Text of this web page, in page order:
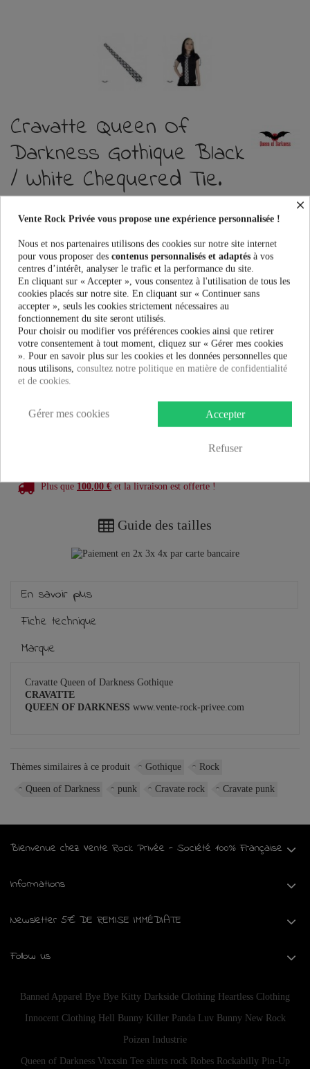
Cravatte Queen Of
Darkness Gothique Black
/ White Chequered Tie.
Catbones.
Cravatte Queen Of Darkness Gothique Black / White Chequered Tie.
Catbones. au meilleur prix. Vente Rock Privée le spécialiste des
accessoires Rock, Pinup, Rockabilly, Rétro, Glamour, Gothique, Punk,
Lolita, Kawaii et bien plus encore...
Ce produit n'est plus en stock
PRÉVENEZ-MOI LORSQUE LE PRODUIT EST DISPONIBLE
8,30 €
Plus que 100,00 € et la livraison est offerte !
Guide des tailles
En savoir plus
Fiche technique
Marque
Cravatte Queen of Darkness Gothique
CRAVATTE
QUEEN OF DARKNESS www.vente-rock-privee.com
Thèmes similaires à ce produit Gothique Rock
Queen of Darkness punk Cravate rock Cravate punk
Bienvenue chez Vente Rock Privée - Société 100% Française
Informations
Newsletter 5€ DE REMISE IMMÉDIATE
Follow us
Banned Apparel Bye Bye Kitty Darkside Clothing Heartless Clothing
Innocent Clothing Hell Bunny Killer Panda Luv Bunny New Rock
Poizen Industrie
Queen of Darkness Vixxsin Tee shirts rock Robes Rockabilly Pin-Up
×
Vente Rock Privée vous propose une expérience personnalisée !
Nous et nos partenaires utilisons des cookies sur notre site internet
pour vous proposer des contenus personnalisés et adaptés à vos
centres d’intérêt, analyser le trafic et la performance du site.
En cliquant sur « Accepter », vous consentez à l'utilisation de tous les
cookies placés sur notre site. En cliquant sur « Continuer sans
accepter », seuls les cookies strictement nécessaires au
fonctionnement du site seront utilisés.
Pour choisir ou modifier vos préférences cookies ainsi que retirer
votre consentement à tout moment, cliquez sur « Gérer mes cookies
». Pour en savoir plus sur les cookies et les données personnelles que
nous utilisons, consultez notre politique en matière de confidentialité
et de cookies.
Accepter
Refuser
Gérer mes cookies